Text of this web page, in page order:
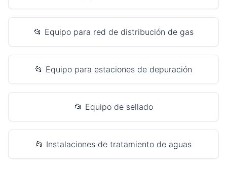
📂 Equipo para red de distribución de gas
📂 Equipo para estaciones de depuración
📂 Equipo de sellado
📂 Instalaciones de tratamiento de aguas